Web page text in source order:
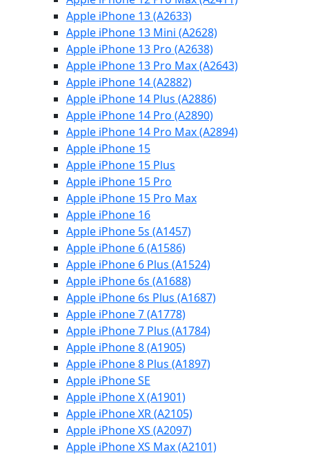
Apple iPhone 13 (A2633)
Apple iPhone 13 Mini (A2628)
Apple iPhone 13 Pro (A2638)
Apple iPhone 13 Pro Max (A2643)
Apple iPhone 14 (A2882)
Apple iPhone 14 Plus (A2886)
Apple iPhone 14 Pro (A2890)
Apple iPhone 14 Pro Max (A2894)
Apple iPhone 15
Apple iPhone 15 Plus
Apple iPhone 15 Pro
Apple iPhone 15 Pro Max
Apple iPhone 16
Apple iPhone 5s (A1457)
Apple iPhone 6 (A1586)
Apple iPhone 6 Plus (A1524)
Apple iPhone 6s (A1688)
Apple iPhone 6s Plus (A1687)
Apple iPhone 7 (A1778)
Apple iPhone 7 Plus (A1784)
Apple iPhone 8 (A1905)
Apple iPhone 8 Plus (A1897)
Apple iPhone SE
Apple iPhone X (A1901)
Apple iPhone XR (A2105)
Apple iPhone XS (A2097)
Apple iPhone XS Max (A2101)